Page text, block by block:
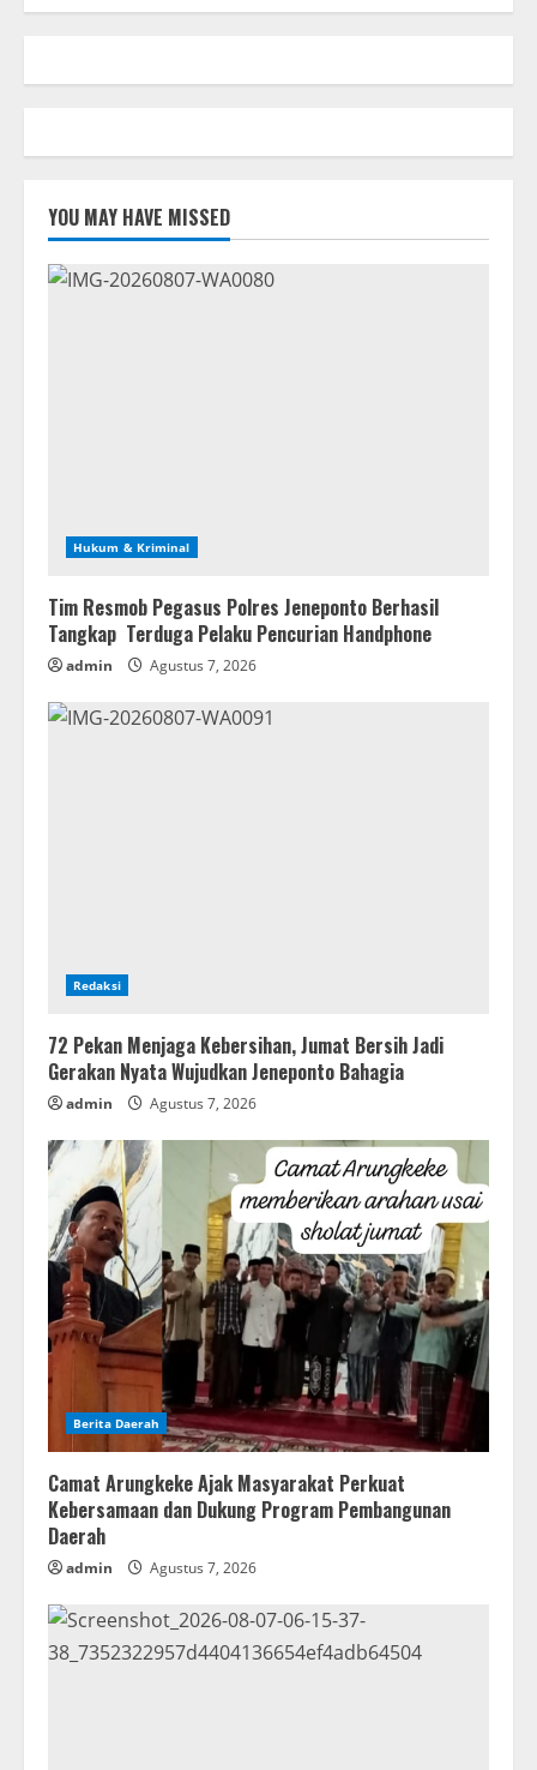
YOU MAY HAVE MISSED
Hukum & Kriminal
Tim Resmob Pegasus Polres Jeneponto Berhasil
Tangkap Terduga Pelaku Pencurian Handphone
admin Agustus 7, 2026
Redaksi
72 Pekan Menjaga Kebersihan, Jumat Bersih Jadi
Gerakan Nyata Wujudkan Jeneponto Bahagia
admin Agustus 7, 2026
Berita Daerah
Camat Arungkeke Ajak Masyarakat Perkuat
Kebersamaan dan Dukung Program Pembangunan
Daerah
admin Agustus 7, 2026